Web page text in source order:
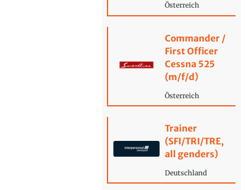
Österreich
Commander /
First Officer
Cessna 525
(m/f/d)
Österreich
Trainer
(SFI/TRI/TRE,
all genders)
Deutschland